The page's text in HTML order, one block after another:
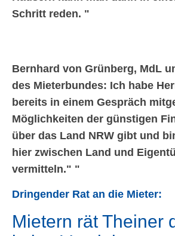
Schritt reden.
Bernhard von Grünberg, MdL
des Mieterbundes: Ich habe
bereits in einem Gespräch
Möglichkeiten der günstigen
über das Land NRW gibt und
hier zwischen Land und
vermitteln.
Dringender Rat an die Mieter:
Mietern rät Theiner